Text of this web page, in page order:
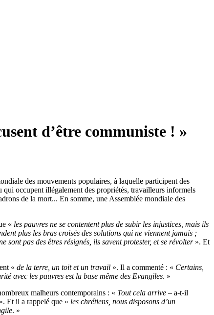
d’être communiste ! »
des mouvements populaires, à laquelle participent des
qui occupent illégalement des propriétés, travailleurs informels
de la mort... En somme, une Assemblée mondiale des
« les pauvres ne se contentent plus de subir les injustices, mais ils
plus les bras croisés des solutions qui ne viennent jamais ;
sont pas des êtres résignés, ils savent protester, et se révolter». Et
« de la terre, un toit et un travail ». Il a commenté : « Certains,
avec les pauvres est la base même des Evangiles. »
malheurs contemporains : « Tout cela arrive – a-t-il
». Et il a rappelé que « les chrétiens, nous disposons d’un
. »